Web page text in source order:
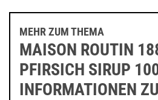
MEHR ZUM THEMA
MAISON ROUTIN
FIRSICH SIRUP
NFORMATIONEN